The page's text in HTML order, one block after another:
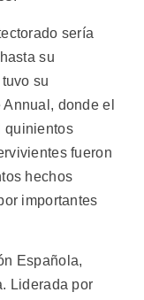
sería
su
su
donde el
quinientos
fueron
hechos
importantes
Española,
Liderada por